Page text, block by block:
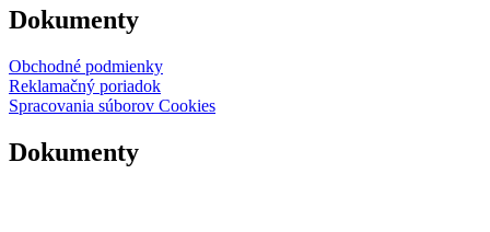
Dokumenty
Obchodné podmienky
Reklamačný poriadok
Spracovania súborov Cookies
Dokumenty